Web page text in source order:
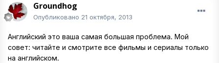
Groundhog
Опубликовано 21 октября, 2013
Английский это ваша самая большая проблема. Мой
совет: читайте и смотрите все фильмы и сериалы только
на английском.